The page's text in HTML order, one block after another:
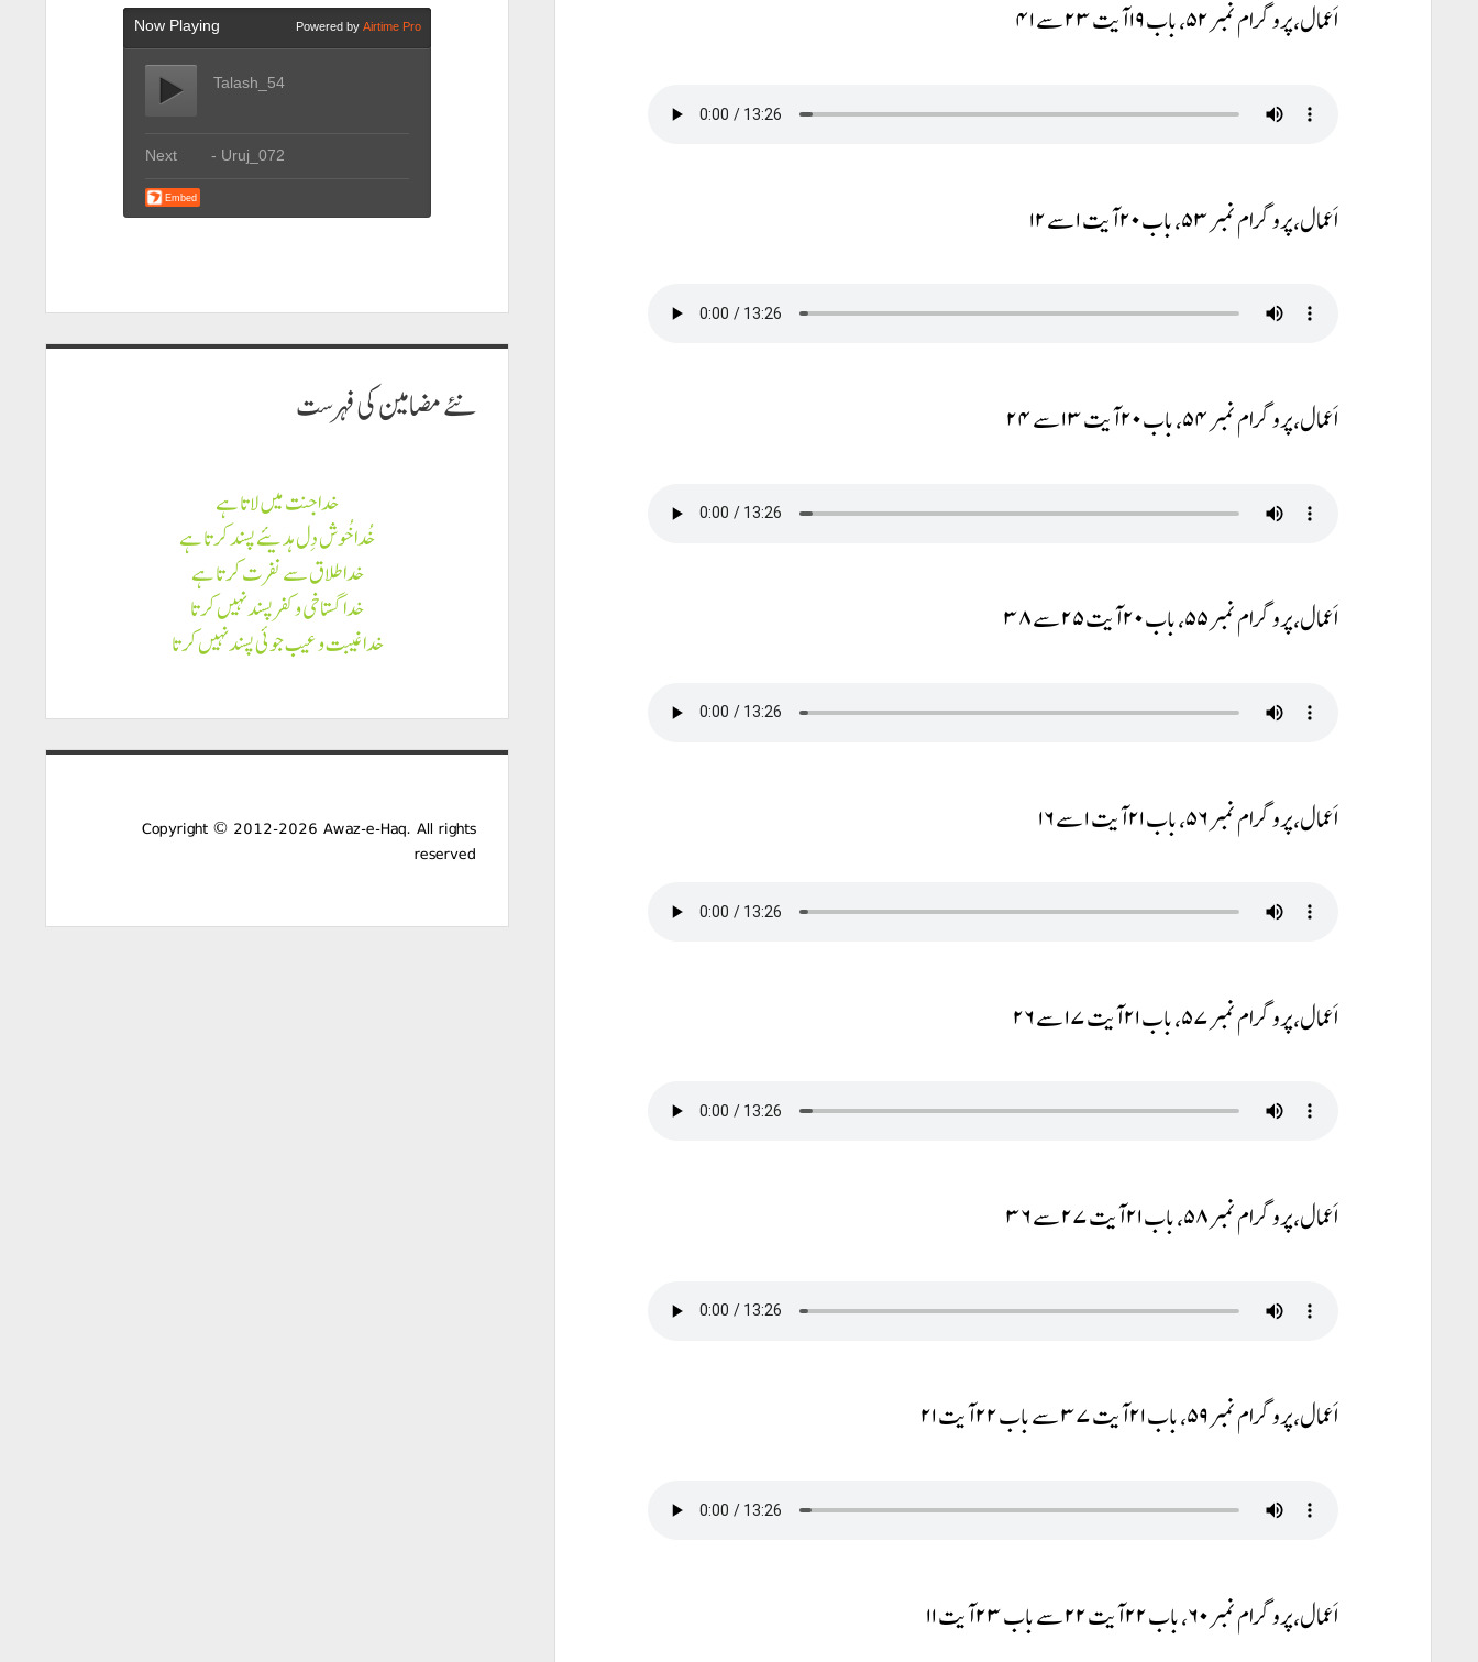
اَعمال، پروگرام نمبر ۵۲، باب ۱۹ آیت ۲۳ سے ۴۱
اَعمال، پروگرام نمبر ۵۳، باب ۲۰ آیت ۱ سے ۱۲
اَعمال، پروگرام نمبر ۵۴، باب ۲۰ آیت ۱۳ سے ۲۴
اَعمال، پروگرام نمبر ۵۵، باب ۲۰ آیت ۲۵ سے ۳۸
اَعمال، پروگرام نمبر ۵۶، باب ۲۱ آیت ۱ سے ۱۶
اَعمال، پروگرام نمبر ۵۷، باب ۲۱ آیت ۱۷ سے ۲۶
اَعمال، پروگرام نمبر ۵۸، باب ۲۱ آیت ۲۷ سے ۳۶
اَعمال، پروگرام نمبر ۵۹، باب ۲۱ آیت ۳۷ سے باب ۲۲ آیت ۲۱
اَعمال، پروگرام نمبر ۶۰، باب ۲۲ آیت ۲۲ سے باب ۲۳ آیت ۱۱
نئے مضامين كى فہرست
خدا جنت میں لاتا ہے
خُدا خُوش دِل ہدیئے پسند کرتا ہے
خدا طلاق سے نفرت کرتا ہے
خدا گستاخی و کفر پسند نہیں کرتا
خدا غیبت و عیب جوئی پسند نہیں کرتا
Copyright © 2012-2026 Awaz-e-Haq. All rights
reserved